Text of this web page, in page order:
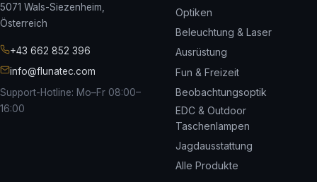
5071 Wals-Siezenheim,
Österreich
+43 662 852 396
info@flunatec.com
Support-Hotline: Mo–Fr 08:00–
16:00
Optiken
Beleuchtung & Laser
Ausrüstung
Fun & Freizeit
Beobachtungsoptik
EDC & Outdoor
Taschenlampen
Jagdausstattung
Alle Produkte